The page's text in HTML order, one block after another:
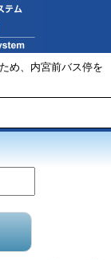
め、内宮前バス停を